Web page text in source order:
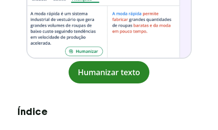
Humanizar texto
Índice